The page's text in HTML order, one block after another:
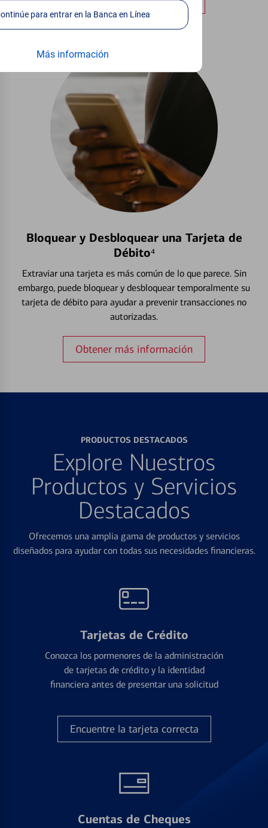
Continúe para entrar en la Banca en Línea
Más información
Bloquear y Desbloquear una Tarjeta de
Débito⁴
Extraviar una tarjeta es más común de lo que parece. Sin
embargo, puede bloquear y desbloquear temporalmente su
tarjeta de débito para ayudar a prevenir transacciones no
autorizadas.
Obtener más información
PRODUCTOS DESTACADOS
Explore Nuestros
Productos y Servicios
Destacados
Ofrecemos una amplia gama de productos y servicios
diseñados para ayudar con todas sus necesidades financieras.
Tarjetas de Crédito
Conozca los pormenores de la administración
de tarjetas de crédito y la identidad
financiera antes de presentar una solicitud
Encuentre la tarjeta correcta
Cuentas de Cheques